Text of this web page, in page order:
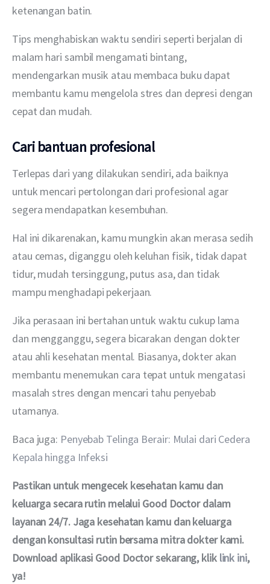
ketenangan batin.
Tips menghabiskan waktu sendiri seperti berjalan di
malam hari sambil mengamati bintang,
mendengarkan musik atau membaca buku dapat
membantu kamu mengelola stres dan depresi dengan
cepat dan mudah.
Cari bantuan profesional
Terlepas dari yang dilakukan sendiri, ada baiknya
untuk mencari pertolongan dari profesional agar
segera mendapatkan kesembuhan.
Hal ini dikarenakan, kamu mungkin akan merasa sedih
atau cemas, diganggu oleh keluhan fisik, tidak dapat
tidur, mudah tersinggung, putus asa, dan tidak
mampu menghadapi pekerjaan.
Jika perasaan ini bertahan untuk waktu cukup lama
dan mengganggu, segera bicarakan dengan dokter
atau ahli kesehatan mental. Biasanya, dokter akan
membantu menemukan cara tepat untuk mengatasi
masalah stres dengan mencari tahu penyebab
utamanya.
Baca juga: Penyebab Telinga Berair: Mulai dari Cedera
Kepala hingga Infeksi
Pastikan untuk mengecek kesehatan kamu dan
keluarga secara rutin melalui Good Doctor dalam
layanan 24/7. Jaga kesehatan kamu dan keluarga
dengan konsultasi rutin bersama mitra dokter kami.
Download aplikasi Good Doctor sekarang, klik link ini,
ya!